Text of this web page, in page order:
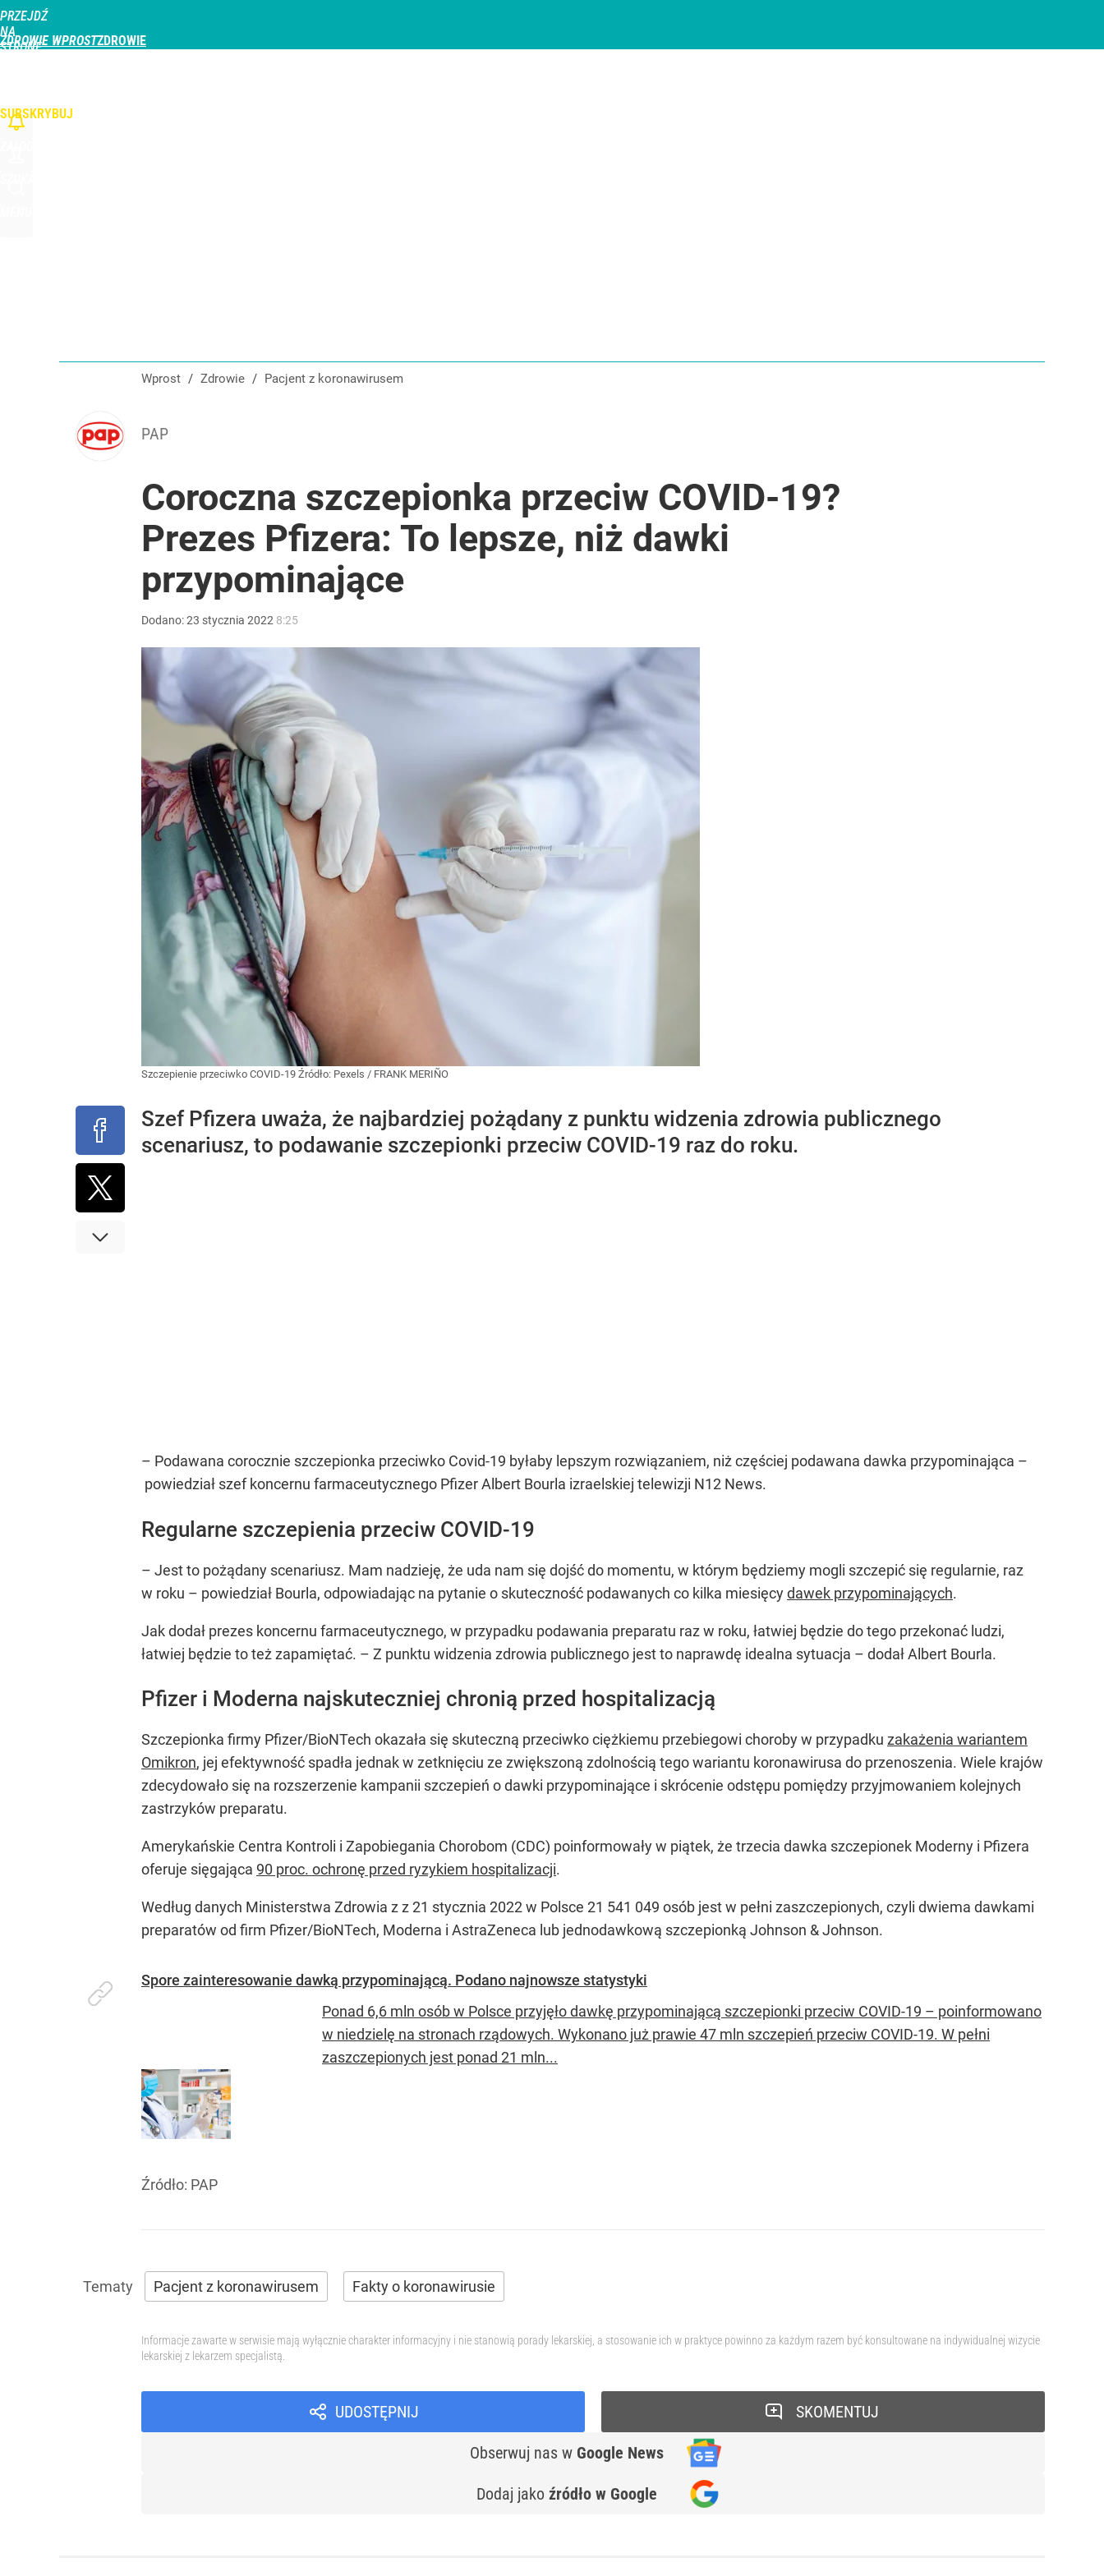
PRZEJDŹ
NA
STRONĘ
ZDROWIE WPROST
SUBSKRYBUJ
Wprost / Zdrowie / Pacjent z koronawirusem
PAP
Coroczna szczepionka przeciw COVID-19?
Prezes Pfizera: To lepsze, niż dawki
przypominające
Dodano:23 stycznia 2022 8:25
Szczepienie przeciwko COVID-19 Źródło: Pexels / FRANK MERIÑO
Szef Pfizera uważa, że najbardziej pożądany z punktu widzenia zdrowia publicznego
scenariusz, to podawanie szczepionki przeciw COVID-19 raz do roku.
– Podawana corocznie szczepionka przeciwko Covid-19 byłaby lepszym rozwiązaniem, niż częściej podawana dawka przypominająca –
powiedział szef koncernu farmaceutycznego Pfizer Albert Bourla izraelskiej telewizji N12 News.
Regularne szczepienia przeciw COVID-19
– Jest to pożądany scenariusz. Mam nadzieję, że uda nam się dojść do momentu, w którym będziemy mogli szczepić się regularnie, raz
w roku – powiedział Bourla, odpowiadając na pytanie o skuteczność podawanych co kilka miesięcydawek przypominających.
Jak dodał prezes koncernu farmaceutycznego, w przypadku podawania preparatu raz w roku, łatwiej będzie do tego przekonać ludzi,
łatwiej będzie to też zapamiętać. – Z punktu widzenia zdrowia publicznego jest to naprawdę idealna sytuacja – dodał Albert Bourla.
Pfizer i Moderna najskuteczniej chronią przed hospitalizacją
Szczepionka firmy Pfizer/BioNTech okazała się skuteczną przeciwko ciężkiemu przebiegowi choroby w przypadku zakażenia wariantem
Omikron, jej efektywność spadła jednak w zetknięciu ze zwiększoną zdolnością tego wariantu koronawirusa do przenoszenia. Wiele krajów
zdecydowało się na rozszerzenie kampanii szczepień o dawki przypominające i skrócenie odstępu pomiędzy przyjmowaniem kolejnych
zastrzyków preparatu.
Amerykańskie Centra Kontroli i Zapobiegania Chorobom (CDC) poinformowały w piątek, że trzecia dawka szczepionek Moderny i Pfizera
oferuje sięgająca 90 proc. ochronę przed ryzykiem hospitalizacji.
Według danych Ministerstwa Zdrowia z z 21 stycznia 2022 w Polsce 21 541 049 osób jest w pełni zaszczepionych, czyli dwiema dawkami
preparatów od firm Pfizer/BioNTech, Moderna i AstraZeneca lub jednodawkową szczepionką Johnson & Johnson.
Spore zainteresowanie dawką przypominającą. Podano najnowsze statystyki
Ponad 6,6 mln osób w Polsce przyjęło dawkę przypominającą szczepionki przeciw COVID-19 – poinformowano
w niedzielę na stronach rządowych. Wykonano już prawie 47 mln szczepień przeciw COVID-19. W pełni
zaszczepionych jest ponad 21 mln...
Źródło: PAP
Pacjent z koronawirusem Fakty o koronawirusie
Informacje zawarte w serwisie mają wyłącznie charakter informacyjny i nie stanowią porady lekarskiej, a stosowanie ich w praktyce powinno za każdym razem być konsultowane na indywidualnej wizycie
lekarskiej z lekarzem specjalistą.
UDOSTĘPNIJ
Obserwuj nas w Google News
Dodaj jako źródło w Google
SKOMENTUJ